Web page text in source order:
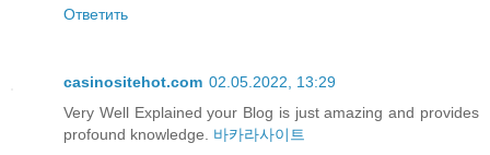
Ответить
casinositehot.com 02.05.2022, 13:29
Very Well Explained your Blog is just amazing and provides
profound knowledge. 바카라사이트